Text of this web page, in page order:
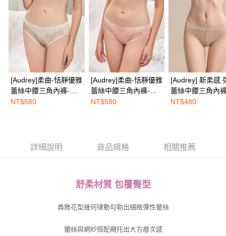
【注意事項】
１．透過由恩沛科技股份有限公司提供之「AFTEE先享後付」服務完成之交
易，需依本服務之必要範圍內提供個人資料，並將交易相關給付款項請求債
權轉讓予恩沛科技股份有限公司。
２．關於個人資料處理事宜，請瀏覽以下網址：
https://aftee.tw/terms/#terms3
３．未成年的使用者請事先徵得法定代理人或監護人之同意方可使用
「AFTEE先享後付」，若未經同意申辦者引起之損失，本公司不負相關責
任。
４．使用「AFTEE先享後付」時，將依據個別帳號之用戶狀況，依本公司即
時審查核予不同之上限額度；若仍有額度不足之情形，本公司將視審查結果
每筆NT$100，滿NT$1,500(含以上)免運費
EASY SHOP門市速取
免運費
海外配送 查看運費
[Audrey]柔曲-恬靜優雅
蕾絲中腰三角內褲-甜
杏色
NT$580
[Audrey]柔曲-恬靜優雅
蕾絲中腰三角內褲-蜜
桃粉
NT$580
[Audrey] 新柔感
蕾絲中腰三角內
瑰奶茶
NT$480
詳細說明 商品規格 相關推薦
舒柔材質 包覆臀型
典雅花型幾何律動勾勒出細緻彈性蕾絲
蕾絲與網紗搭配襯托出大方層次感